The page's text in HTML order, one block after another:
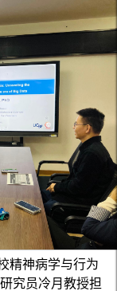
精神病学与行为
究员冷月教授担